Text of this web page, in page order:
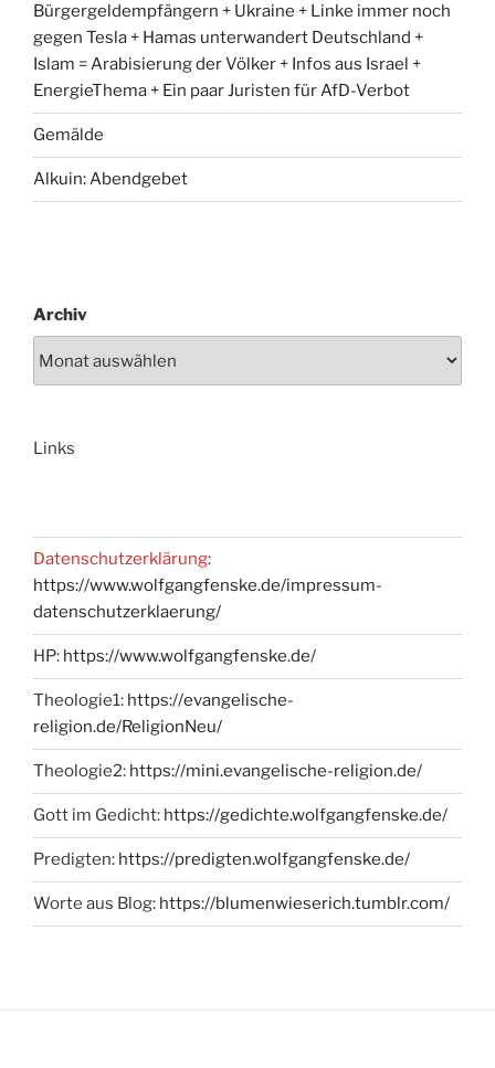
Bürgergeldempfängern + Ukraine + Linke immer noch
gegen Tesla + Hamas unterwandert Deutschland +
Islam = Arabisierung der Völker + Infos aus Israel +
EnergieThema + Ein paar Juristen für AfD-Verbot
Gemälde
Alkuin: Abendgebet
Archiv
Links
Datenschutzerklärung:
https://www.wolfgangfenske.de/impressum-
datenschutzerklaerung/
HP: https://www.wolfgangfenske.de/
Theologie1: https://evangelische-
religion.de/ReligionNeu/
Theologie2: https://mini.evangelische-religion.de/
Gott im Gedicht: https://gedichte.wolfgangfenske.de/
Predigten: https://predigten.wolfgangfenske.de/
Worte aus Blog: https://blumenwieserich.tumblr.com/